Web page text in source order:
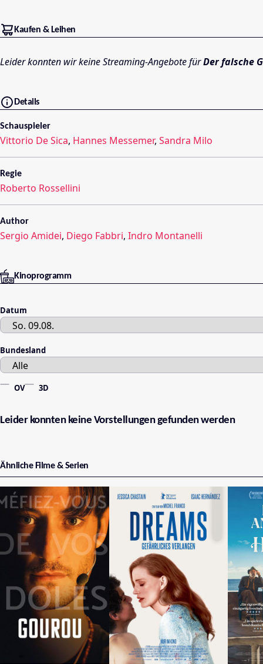
Kaufen & Leihen
Leider konnten wir keine Streaming-Angebote fürDer falsche
Details
Schauspieler
Vittorio De Sica, Hannes Messemer, Sandra Milo
Regie
Roberto Rossellini
Author
Sergio Amidei, Diego Fabbri, Indro Montanelli
Kinoprogramm
Datum
Bundesland
OV 3D
Leider konnten keine Vorstellungen gefunden werden
Ähnliche Filme & Serien